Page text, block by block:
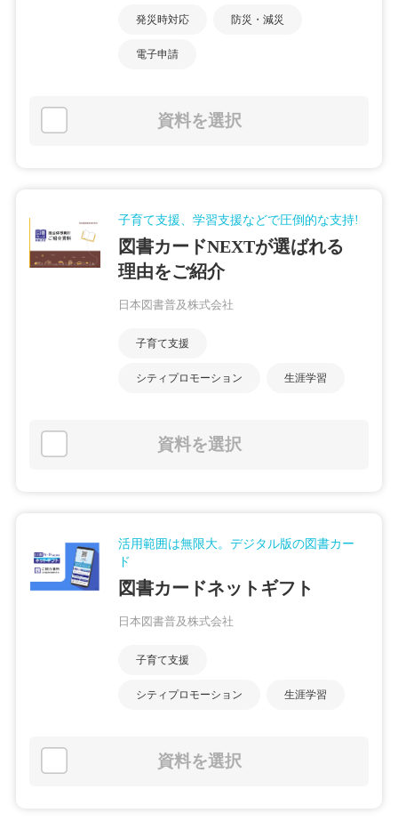
発災時対応 防災・減災
電子申請
資料を選択
子育て支援、学習支援などで圧倒的な支持!
図書カードNEXTが選ばれる
理由をご紹介
日本図書普及株式会社
子育て支援
シティプロモーション 生涯学習
資料を選択
活用範囲は無限大。デジタル版の図書カー
ド
図書カードネットギフト
日本図書普及株式会社
子育て支援
シティプロモーション 生涯学習
資料を選択